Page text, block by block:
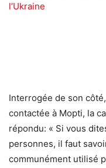
l’Ukraine
Interrogée de son
contactée à Mopti, la
répondu: « Si vous
personnes, il faut
communément utilisé